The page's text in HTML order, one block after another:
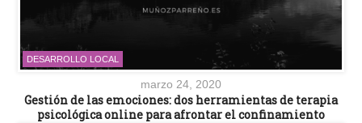
DESARROLLO LOCAL
marzo 24, 2020
Gestión de las emociones: dos herramientas de terapia
psicológica online para afrontar el confinamiento